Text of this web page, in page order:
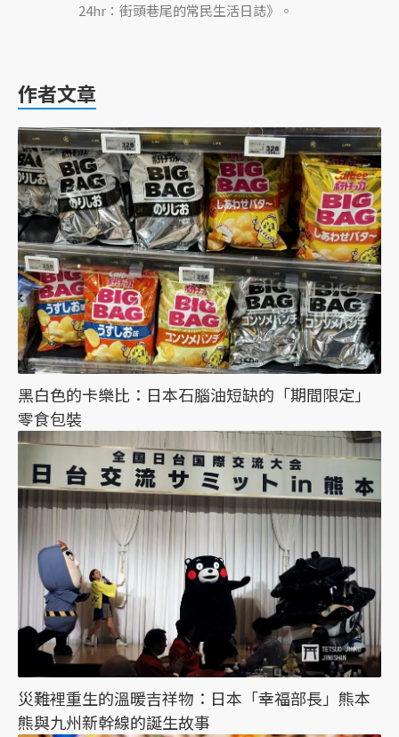
24hr：街頭巷尾的常民生活日誌》。
作者文章
黑白色的卡樂比：日本石腦油短缺的「期間限定」
零食包裝
災難裡重生的溫暖吉祥物：日本「幸福部長」熊本
熊與九州新幹線的誕生故事